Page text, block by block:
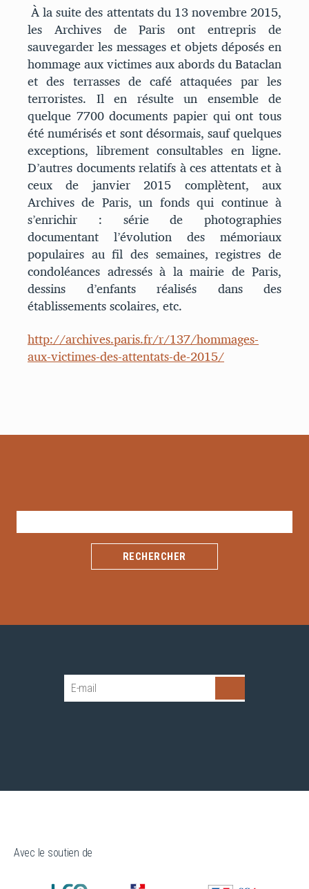
À la suite des attentats du 13 novembre 2015,
les Archives de Paris ont entrepris de
sauvegarder les messages et objets déposés en
hommage aux victimes aux abords du Bataclan
et des terrasses de café attaquées par les
terroristes. Il en résulte un ensemble de
quelque 7700 documents papier qui ont tous
été numérisés et sont désormais, sauf quelques
exceptions, librement consultables en ligne.
D’autres documents relatifs à ces attentats et à
ceux de janvier 2015 complètent, aux
Archives de Paris, un fonds qui continue à
s’enrichir : série de photographies
documentant l’évolution des mémoriaux
populaires au fil des semaines, registres de
condoléances adressés à la mairie de Paris,
dessins d’enfants réalisés dans des
établissements scolaires, etc.
http://archives.paris.fr/r/137/hommages-
aux-victimes-des-attentats-de-2015/
Avec le soutien de